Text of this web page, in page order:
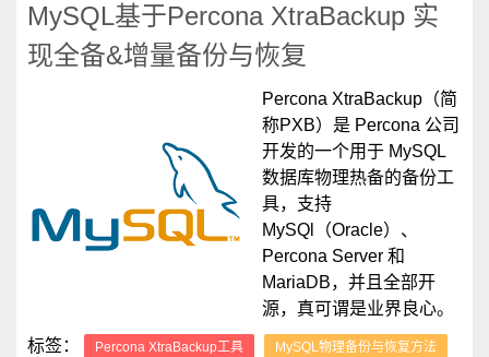
MySQL基于Percona XtraBackup 实
现全备&增量备份与恢复
Percona XtraBackup（简
称PXB）是 Percona 公司
开发的一个用于 MySQL
数据库物理热备的备份工
具，支持
MySQl（Oracle）、
Percona Server 和
MariaDB，并且全部开
源，真可谓是业界良心。
标签：
Percona XtraBackup工具 MySQL物理备份与恢复方法